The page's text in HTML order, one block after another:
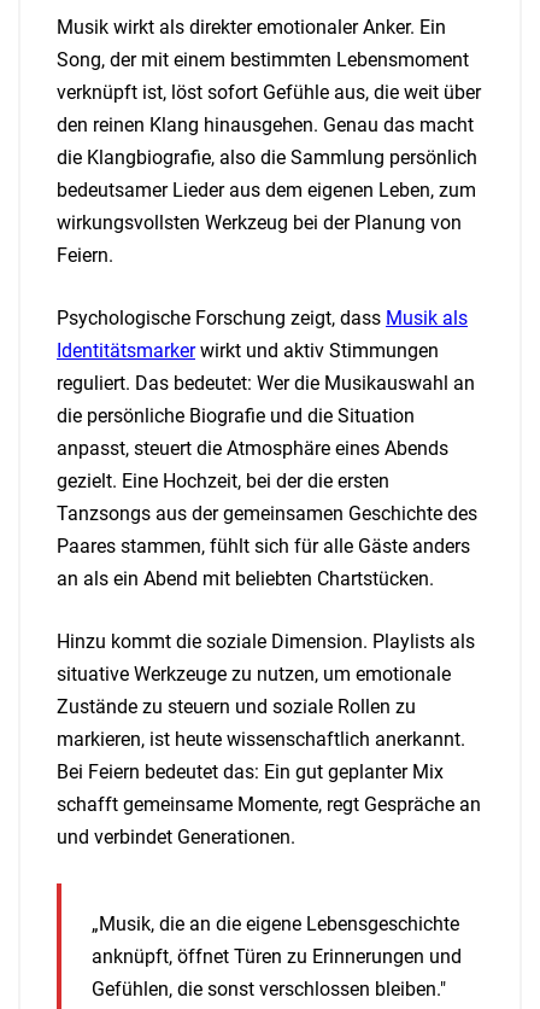
Musik wirkt als direkter emotionaler Anker. Ein
Song, der mit einem bestimmten Lebensmoment
verknüpft ist, löst sofort Gefühle aus, die weit über
den reinen Klang hinausgehen. Genau das macht
die Klangbiografie, also die Sammlung persönlich
bedeutsamer Lieder aus dem eigenen Leben, zum
wirkungsvollsten Werkzeug bei der Planung von
Feiern.
Psychologische Forschung zeigt, dass Musik als
Identitätsmarkerwirkt und aktiv Stimmungen
reguliert. Das bedeutet: Wer die Musikauswahl an
die persönliche Biografie und die Situation
anpasst, steuert die Atmosphäre eines Abends
gezielt. Eine Hochzeit, bei der die ersten
Tanzsongs aus der gemeinsamen Geschichte des
Paares stammen, fühlt sich für alle Gäste anders
an als ein Abend mit beliebten Chartstücken.
Hinzu kommt die soziale Dimension. Playlists als
situative Werkzeuge zu nutzen, um emotionale
Zustände zu steuern und soziale Rollen zu
markieren, ist heute wissenschaftlich anerkannt.
Bei Feiern bedeutet das: Ein gut geplanter Mix
schafft gemeinsame Momente, regt Gespräche an
und verbindet Generationen.
„Musik, die an die eigene Lebensgeschichte
anknüpft, öffnet Türen zu Erinnerungen und
Gefühlen, die sonst verschlossen bleiben."